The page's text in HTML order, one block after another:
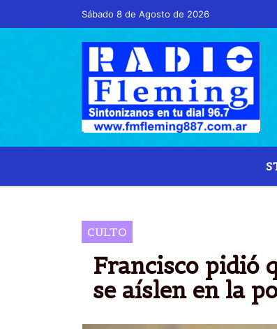
Sábado 8 de Agosto de 2026
Hoy es Sábado 8 de Agosto de
CULTO
Francisco pidió
se aíslen en la